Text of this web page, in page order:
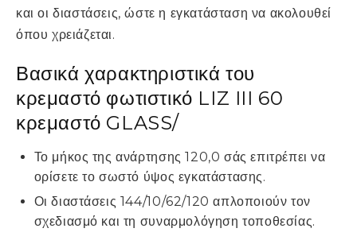
και οι διαστάσεις, ώστε η εγκατάσταση να ακολουθεί
όπου χρειάζεται.
Βασικά χαρακτηριστικά του
κρεμαστό φωτιστικό LIZ III 60
κρεμαστό GLASS/
Το μήκος της ανάρτησης 120,0 σάς επιτρέπει να
ορίσετε το σωστό ύψος εγκατάστασης.
Οι διαστάσεις 144/10/62/120 απλοποιούν τον
σχεδιασμό και τη συναρμολόγηση τοποθεσίας.